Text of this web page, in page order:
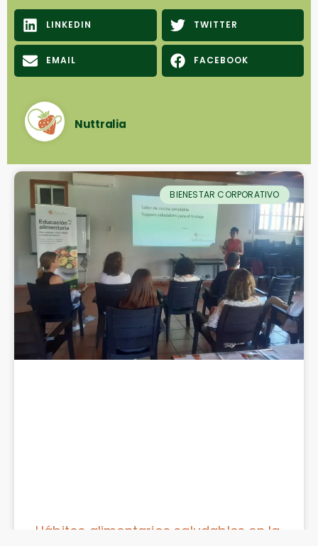
LINKEDIN TWITTER
EMAIL FACEBOOK
Nuttralia
BIENESTAR CORPORATIVO
Hábitos alimentarios saludables en la